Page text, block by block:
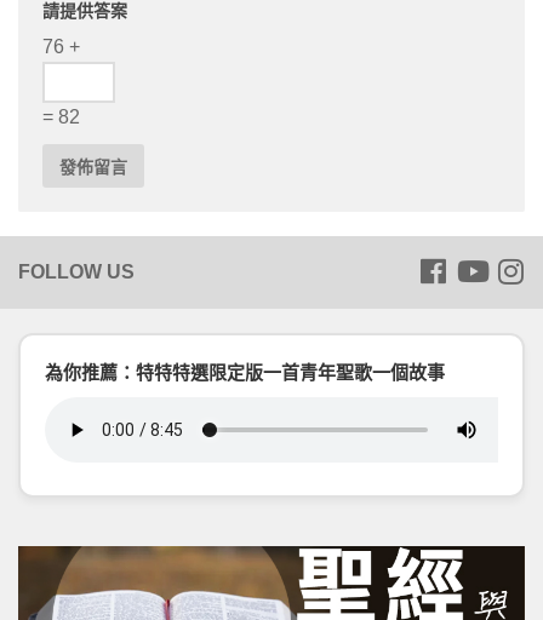
請提供答案
76 +
= 82
為你推薦：特特特選限定版一首青年聖歌一個故事